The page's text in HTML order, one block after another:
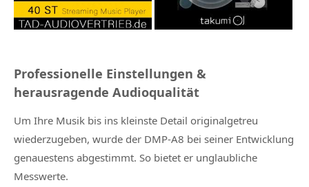
Professionelle Einstellungen &
herausragende Audioqualität
Um Ihre Musik bis ins kleinste Detail originalgetreu
wiederzugeben, wurde der DMP-A8 bei seiner Entwicklung
genauestens abgestimmt. So bietet er unglaubliche
Messwerte.